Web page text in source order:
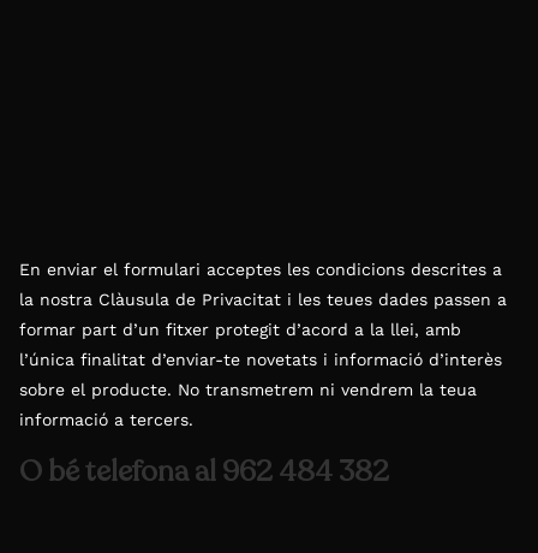
En enviar el formulari acceptes les condicions descrites a
la nostra Clàusula de Privacitat i les teues dades passen a
formar part d’un fitxer protegit d’acord a la llei, amb
l’única finalitat d’enviar-te novetats i informació d’interès
sobre el producte. No transmetrem ni vendrem la teua
informació a tercers.
O bé telefona al 962 484 382